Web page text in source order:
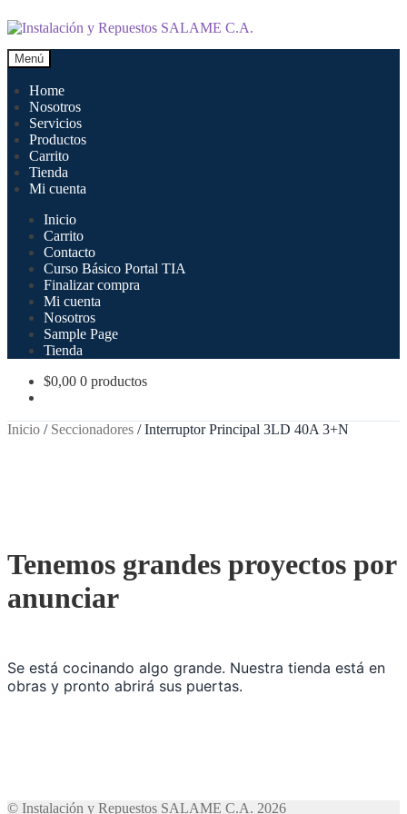
a
la
navegación
al
contenido
Menú
Home
Nosotros
Servicios
Productos
Carrito
Tienda
Mi cuenta
Inicio
Carrito
Contacto
Curso Básico Portal TIA
Finalizar compra
Mi cuenta
Nosotros
Sample Page
Tienda
$0,00 0 productos
Inicio / Seccionadores /Interruptor Principal 3LD 40A 3+N
Tenemos grandes proyectos por
anunciar
Se está cocinando algo grande. Nuestra tienda está en
obras y pronto abrirá sus puertas.
© Instalación y Repuestos SALAME C.A. 2026